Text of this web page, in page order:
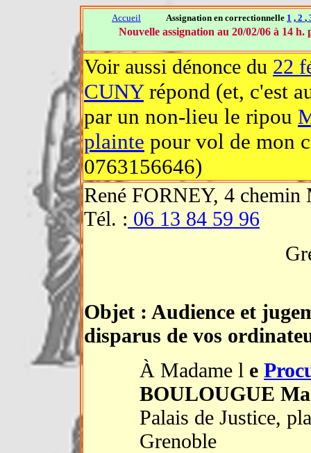
Accueil Assignation en correctionnelle 1 , 2 ,
Nouvelle assignation au 20/02/06 à 14
Voir aussi dénonce du 22
CUNYrépond (et, c'est
par un non-lieu le ripou
plainte pour vol de mon
0763156646)
René FORNEY, 4
Tél. : 06 13 84 59 96
Objet : Audience et
disparus de vos
À Madame l e
BOULOUGUE
Palais de Justice,
Grenoble